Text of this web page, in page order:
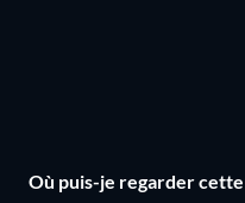
Où puis-je regarder cette